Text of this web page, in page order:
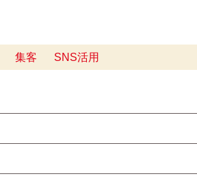
集客 SNS活用